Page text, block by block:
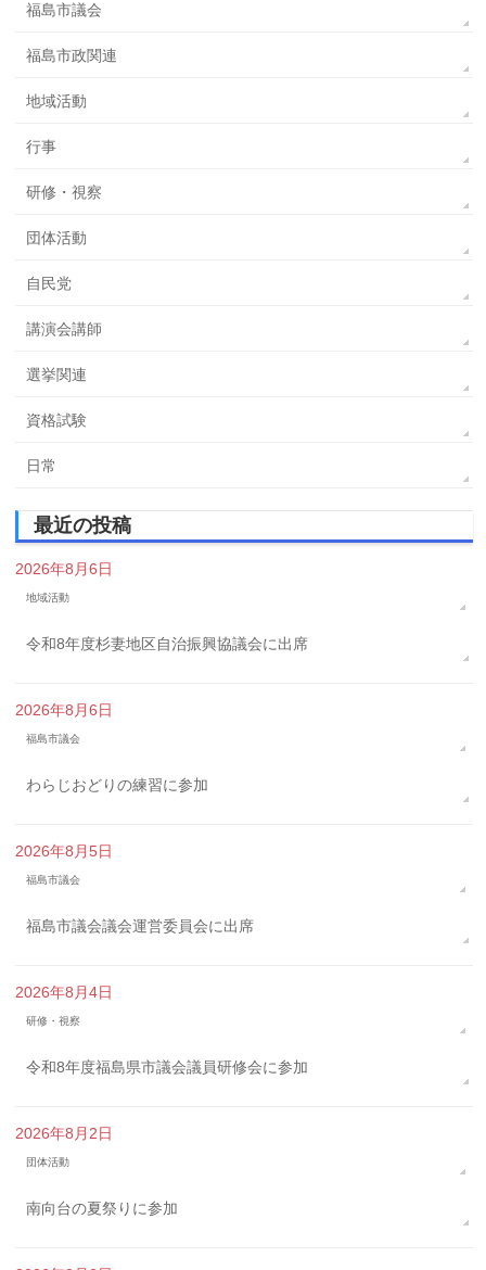
福島市議会
福島市政関連
地域活動
行事
研修・視察
団体活動
自民党
講演会講師
選挙関連
資格試験
日常
最近の投稿
2026年8月6日
地域活動
令和8年度杉妻地区自治振興協議会に出席
2026年8月6日
福島市議会
わらじおどりの練習に参加
2026年8月5日
福島市議会
福島市議会議会運営委員会に出席
2026年8月4日
研修・視察
令和8年度福島県市議会議員研修会に参加
2026年8月2日
団体活動
南向台の夏祭りに参加